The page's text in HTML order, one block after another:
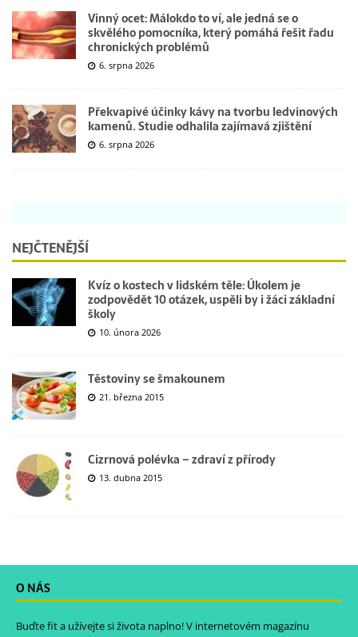
Vinný ocet: Málokdo to ví, ale jedná se o
skvělého pomocníka, který pomáhá řešit řadu
chronických problémů
6. srpna 2026
Překvapivé účinky kávy na tvorbu ledvinových
kamenů. Studie odhalila zajímavá zjištění
6. srpna 2026
NEJČTENĚJŠÍ
Kvíz o kostech v lidském těle: Úkolem je
zodpovědět 10 otázek, uspěli by i žáci základní
školy
10. února 2026
Těstoviny se šmakounem
21. března 2015
Cizrnová polévka – zdraví z přírody
13. dubna 2015
O NÁS
Buďte fit a užívejte si života naplno! V internetovém magazínu